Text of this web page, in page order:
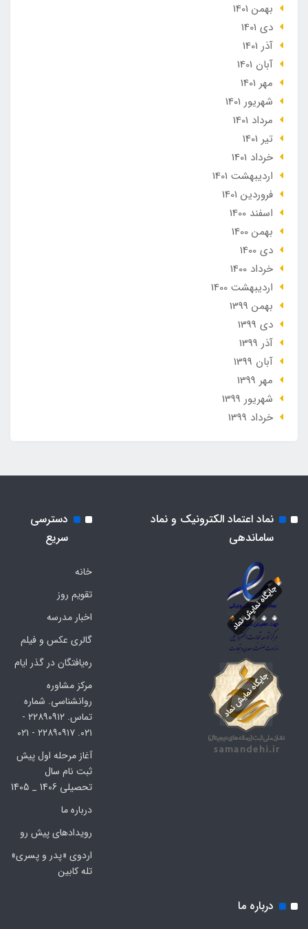
بهمن 1401
دی 1401
آذر 1401
آبان 1401
مهر 1401
شهریور 1401
مرداد 1401
تير 1401
خرداد 1401
ارديبهشت 1401
فروردین 1401
اسفند 1400
بهمن 1400
دی 1400
خرداد 1400
ارديبهشت 1400
بهمن 1399
دی 1399
آذر 1399
آبان 1399
مهر 1399
شهریور 1399
خرداد 1399
نماد اعتماد الکترونیک و نماد
ساماندهی
دسترسی
سریع
خانه
تقویم روز
اخبار مدرسه
گالری عکس و فیلم
ره‌یافتگان در گذر ایام
مرکز مشاوره
روانشناسی. شماره
تماس. ۲۲۸۹۰۹۱۲ -
۰۲۱. ۲۲۸۹۰۹۱۷ - ۰۲۱
آغاز مرحله اول پیش
ثبت نام سال
تحصیلی 1406 _ 1405
درباره ما
رویدادهای پیش رو
اردوی «پدر و پسری»
تله کابین
درباره ما